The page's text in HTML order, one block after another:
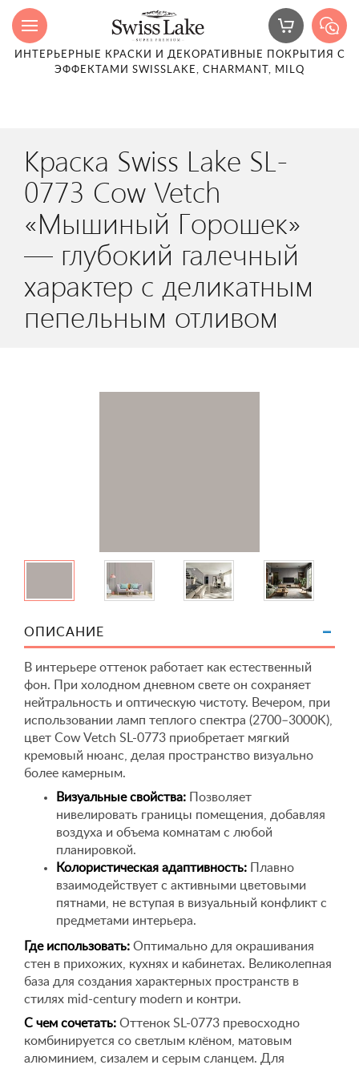
ИНТЕРЬЕРНЫЕ КРАСКИ И ДЕКОРАТИВНЫЕ ПОКРЫТИЯ С
ЭФФЕКТАМИ SWISSLAKE, CHARMANT, MILQ
Краска Swiss Lake SL-
0773 Cow Vetch
«Мышиный Горошек»
— глубокий галечный
характер с деликатным
пепельным отливом
ОПИСАНИЕ
В интерьере оттенок работает как естественный
фон. При холодном дневном свете он сохраняет
нейтральность и оптическую чистоту. Вечером, при
использовании ламп теплого спектра (2700–3000K),
цвет Cow Vetch SL-0773 приобретает мягкий
кремовый нюанс, делая пространство визуально
более камерным.
Визуальные свойства: Позволяет
нивелировать границы помещения, добавляя
воздуха и объема комнатам с любой
планировкой.
Колористическая адаптивность: Плавно
взаимодействует с активными цветовыми
пятнами, не вступая в визуальный конфликт с
предметами интерьера.
Где использовать: Оптимально для окрашивания
стен в прихожих, кухнях и кабинетах. Великолепная
база для создания характерных пространств в
стилях mid-century modern и контри.
С чем сочетать: Оттенок SL-0773 превосходно
комбинируется со светлым клёном, матовым
алюминием, сизалем и серым сланцем. Для